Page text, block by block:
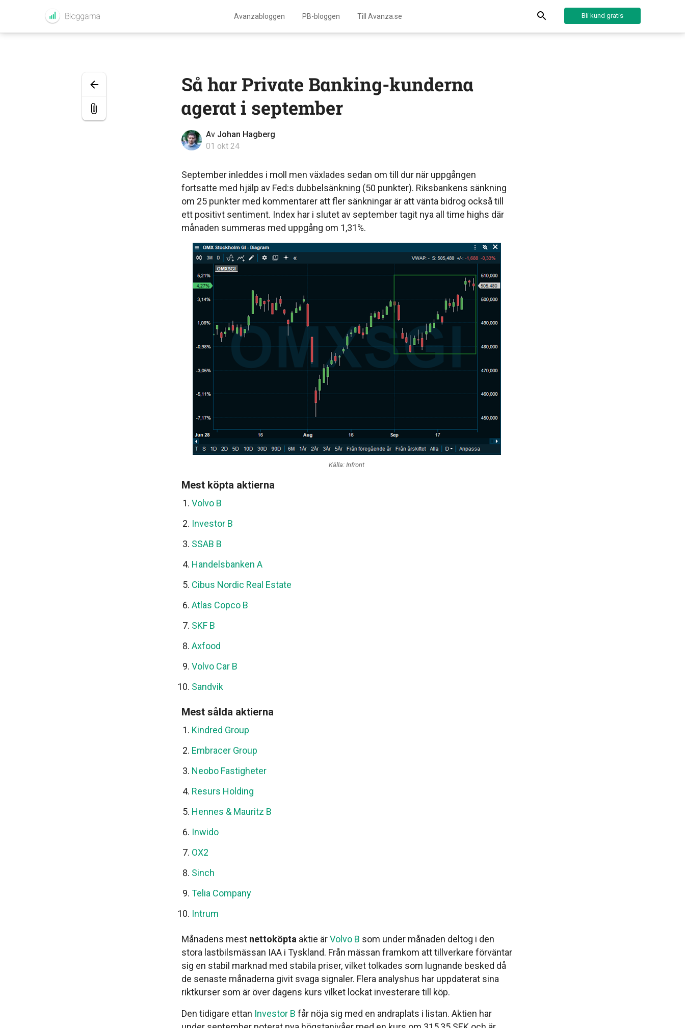
Avanzabloggen PB-bloggen Till Avanza.se Bli kund gratis
Så har Private Banking-kunderna
agerat i september
Av Johan Hagberg
01 okt 24
September inleddes i moll men växlades sedan om till dur när uppgången
fortsatte med hjälp av Fed:s dubbelsänkning (50 punkter). Riksbankens sänkning
om 25 punkter med kommentarer att fler sänkningar är att vänta bidrog också till
ett positivt sentiment. Index har i slutet av september tagit nya all time highs där
månaden summeras med uppgång om 1,31%.
Källa: Infront
Mest köpta aktierna
Volvo B
Investor B
SSAB B
Handelsbanken A
Cibus Nordic Real Estate
Atlas Copco B
SKF B
Axfood
Volvo Car B
Sandvik
Mest sålda aktierna
Kindred Group
Embracer Group
Neobo Fastigheter
Resurs Holding
Hennes & Mauritz B
Inwido
OX2
Sinch
Telia Company
Intrum
Månadens mest nettoköpta aktie ärVolvo B som under månaden deltog i den
stora lastbilsmässan IAA i Tyskland. Från mässan framkom att tillverkare förväntar
sig en stabil marknad med stabila priser, vilket tolkades som lugnande besked då
de senaste månaderna givit svaga signaler. Flera analyshus har uppdaterat sina
riktkurser som är över dagens kurs vilket lockat investerare till köp.
Den tidigare ettan Investor B får nöja sig med en andraplats i listan. Aktien har